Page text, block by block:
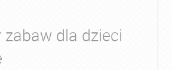
dla dzieci